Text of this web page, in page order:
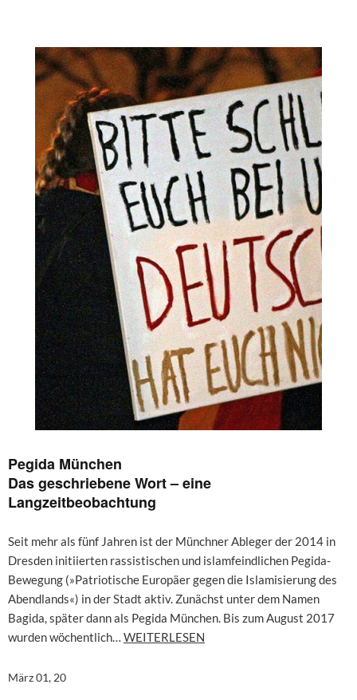
Pegida München
Das geschriebene Wort – eine
Langzeitbeobachtung
Seit mehr als fünf Jahren ist der Münchner Ableger der 2014 in
Dresden initiierten rassistischen und islamfeindlichen Pegida-
Bewegung (»Patriotische Europäer gegen die Islamisierung des
Abendlands«) in der Stadt aktiv. Zunächst unter dem Namen
Bagida, später dann als Pegida München. Bis zum August 2017
wurden wöchentlich… WEITERLESEN
März 01, 20